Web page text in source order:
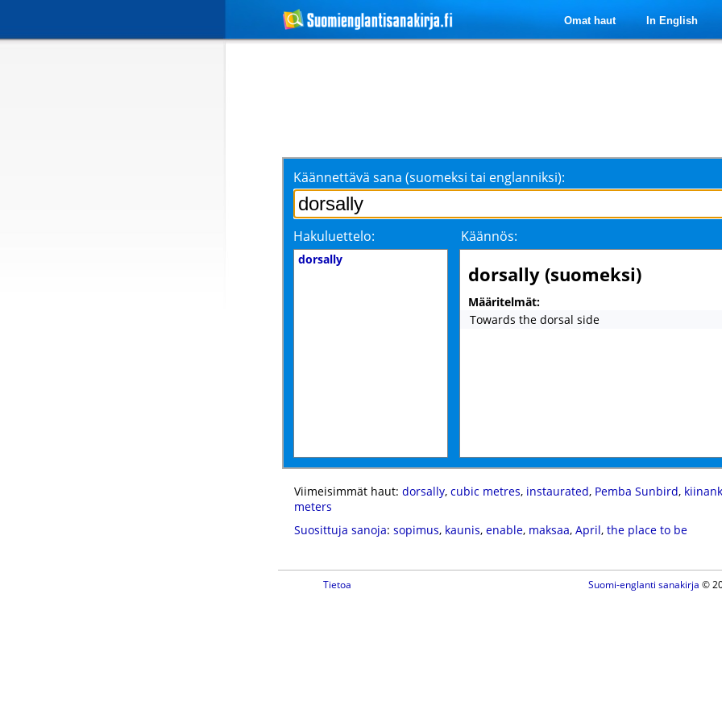
Omat haut In English
Käännettävä sana (suomeksi tai englanniksi):
Hakuluettelo: Käännös:
dorsally
dorsally (suomeksi)
Määritelmät:
Towards the dorsal side
Viimeisimmät haut: dorsally, cubic metres, instaurated, Pemba Sunbird,
meters
Suosittuja sanoja: sopimus, kaunis, enable, maksaa, April, the place to be
Tietoa Suomi-englanti sanakirja ©